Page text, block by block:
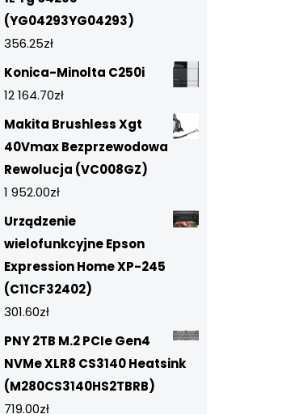
(YG04293YG04293)
356.25zł
Konica-Minolta C250i
12 164.70zł
Makita Brushless Xgt
40Vmax Bezprzewodowa
Rewolucja (VC008GZ)
1 952.00zł
Urządzenie
wielofunkcyjne Epson
Expression Home XP-245
(C11CF32402)
301.60zł
PNY 2TB M.2 PCIe Gen4
NVMe XLR8 CS3140 Heatsink
(M280CS3140HS2TBRB)
719.00zł